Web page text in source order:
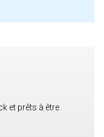
et prêts à être